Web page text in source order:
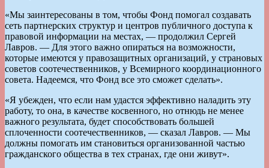
«Мы заинтересованы в том, чтобы Фонд помогал создавать
сеть партнерских структур и центров публичного доступа к
правовой информации на местах, — продолжил Сергей
Лавров. — Для этого важно опираться на возможности,
которые имеются у правозащитных организаций, у страновых
советов соотечественников, у Всемирного координационного
совета. Надеемся, что Фонд все это сможет сделать».
«Я убежден, что если нам удастся эффективно наладить эту
работу, то она, в качестве косвенного, но отнюдь не менее
важного результата, будет способствовать большей
сплоченности соотечественников, — сказал Лавров. — Мы
должны помогать им становиться организованной частью
гражданского общества в тех странах, где они живут».